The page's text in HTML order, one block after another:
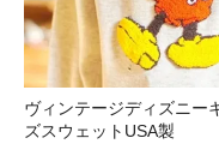
ヴィンテージディズニー
ズスウェットUSA製